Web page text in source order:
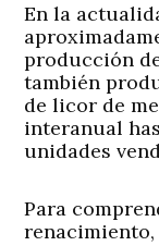
En la
producción
también
de licor de
interanual
unidades
Para
renacimiento,